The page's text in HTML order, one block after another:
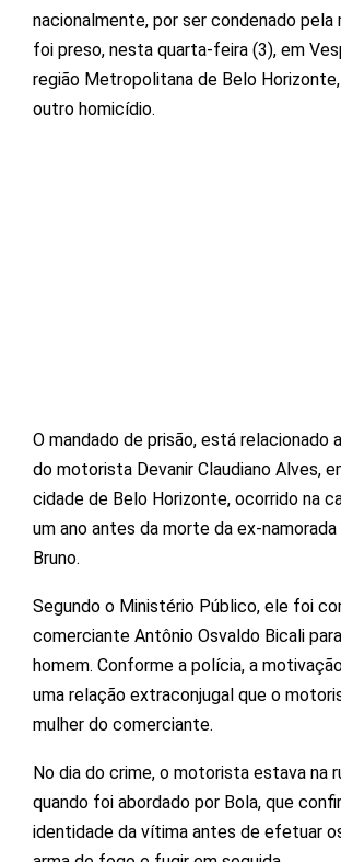
nacionalmente, por ser condenado pela
foi preso, nesta quarta-feira (3), em
região Metropolitana de Belo
outro homicídio.
O mandado de prisão, está relacionado
do motorista Devanir Claudiano Alves,
cidade de Belo Horizonte, ocorrido na
um ano antes da morte da ex-
Bruno.
Segundo o Ministério Público, ele foi
comerciante Antônio Osvaldo Bicali
homem. Conforme a polícia, a
uma relação extraconjugal que o
mulher do comerciante.
No dia do crime, o motorista estava na
quando foi abordado por Bola, que
identidade da vítima antes de efetuar